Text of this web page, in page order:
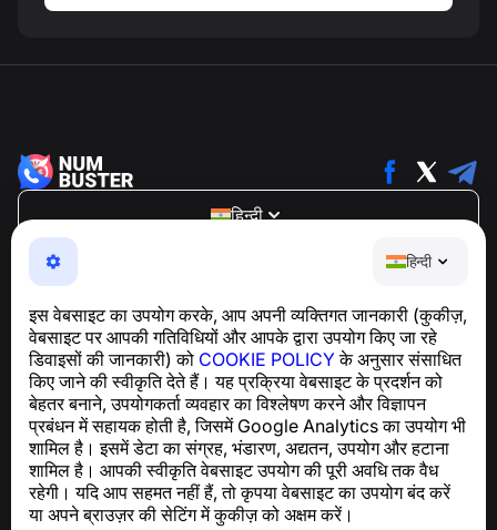
हिन्दी
इस वेबसाइट का उपयोग करके, आप अपनी व्यक्तिगत जानकारी (कुकीज़,
वेबसाइट पर आपकी गतिविधियों और आपके द्वारा उपयोग किए जा रहे
डिवाइसों की जानकारी) को COOKIE POLICYके अनुसार संसाधित
किए जाने की स्वीकृति देते हैं। यह प्रक्रिया वेबसाइट के प्रदर्शन को
बेहतर बनाने, उपयोगकर्ता व्यवहार का विश्लेषण करने और विज्ञापन
प्रबंधन में सहायक होती है, जिसमें Google Analytics का उपयोग भी
शामिल है। इसमें डेटा का संग्रह, भंडारण, अद्यतन, उपयोग और हटाना
शामिल है। आपकी स्वीकृति वेबसाइट उपयोग की पूरी अवधि तक वैध
रहेगी। यदि आप सहमत नहीं हैं, तो कृपया वेबसाइट का उपयोग बंद करें
या अपने ब्राउज़र की सेटिंग में कुकीज़ को अक्षम करें।
हिन्दी
NumBuster © 2013—2026 ·
support@numbuster.com
एक उपयोग में आसान ऐप जो आपको फोन घोटालों, स्पैम और अवांछित संदेशों
GDPR अनुपालन से संबंधित पूछताछ के लिए:
support@numbuster.com
सहायता केंद्र
समाचार और लेख
परियोजना के बारे में
संपर्क